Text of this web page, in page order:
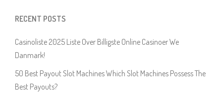
RECENT POSTS
Casinoliste 2025 Liste Over Billigste Online Casinoer We
Danmark!
50 Best Payout Slot Machines Which Slot Machines Possess The
Best Payouts?